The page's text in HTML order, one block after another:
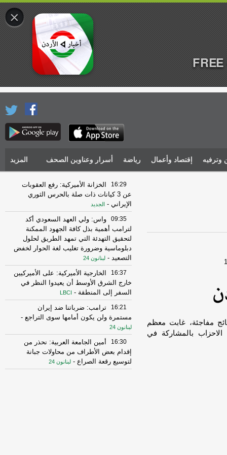
وترفيه إقتصاد وأعمال رياضة أسرار وعناوين الصحف المزيد
مفاجئة، غابت معظم
الاحزاب بالمشاركة في
16:29
الخزانة الأميركية: رفع العقوبات
عن 3 كيانات ذات صلة بالحرس الثوري
الإيراني - الجديد
09:35
واس: ولي العهد السعودي أكد
لترامب أهمية بذل كافة الجهود الممكنة
لتحقيق التهدئة التي تمهد الطريق لحلول
دبلوماسية وضرورة تغليب لغة الحوار لخفض
التصعيد - لبنانون 24
16:37
الخارجية الأميركية: على الأميركيين
خارج الشرق الأوسط أن يعيدوا النظر في
السفر إلى المنطقة -
LBCI
16:21
ترامب: ضرباتنا ضد إيران
مستمرة ولن يكون أمامها سوى التراجع -
لبنانون 24
16:30
أمين الجامعة العربية: نحذر من
إقدام بعض الأطراف من محاولات جبانة
لتوسيع رقعة الصراع - لبنانون 24
×